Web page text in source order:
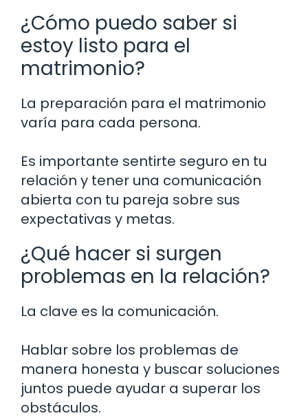
¿Cómo puedo saber si
estoy listo para el
matrimonio?
La preparación para el matrimonio
varía para cada persona.
Es importante sentirte seguro en tu
relación y tener una comunicación
abierta con tu pareja sobre sus
expectativas y metas.
¿Qué hacer si surgen
problemas en la relación?
La clave es la comunicación.
Hablar sobre los problemas de
manera honesta y buscar soluciones
juntos puede ayudar a superar los
obstáculos.